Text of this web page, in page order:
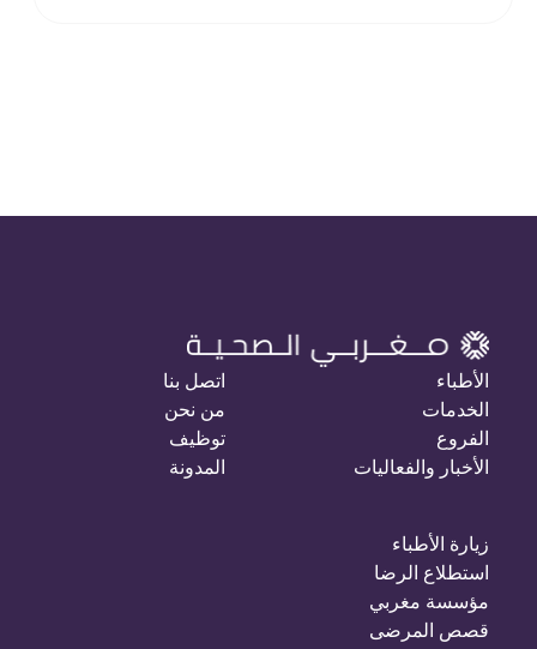
الأطباء
الخدمات
الفروع
الأخبار والفعاليات
اتصل بنا
من نحن
توظيف
المدونة
زيارة الأطباء
استطلاع الرضا
مؤسسة مغربي
قصص المرضى